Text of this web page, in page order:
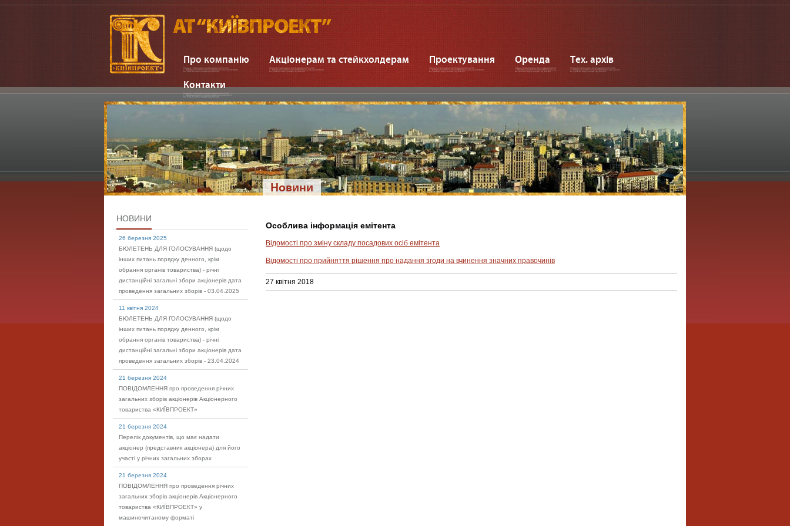
Про компанію Акціонерам та стейкхолдерам Проектування Оренда
Тех. архів
Контакти
Новини
Особлива інформація емітента
Відомості про зміну складу посадових осіб емітента
Відомості про прийняття рішення про надання згоди на вчинення значних правочинів
27 квітня 2018
НОВИНИ
26 березня 2025
БЮЛЕТЕНЬ ДЛЯ ГОЛОСУВАННЯ (щодо
інших питань порядку денного, крім
обрання органів товариства) - річні
дистанційні загальні збори акціонерів дата
проведення загальних зборів - 03.04.2025
11 квітня 2024
БЮЛЕТЕНЬ ДЛЯ ГОЛОСУВАННЯ (щодо
інших питань порядку денного, крім
обрання органів товариства) - річні
дистанційні загальні збори акціонерів дата
проведення загальних зборів - 23.04.2024
21 березня 2024
ПОВІДОМЛЕННЯ про проведення річних
загальних зборів акціонерів Акціонерного
товариства «КИЇВПРОЕКТ»
21 березня 2024
Перелік документів, що має надати
акціонер (представник акціонера) для його
участі у річних загальних зборах
21 березня 2024
ПОВІДОМЛЕННЯ про проведення річних
загальних зборів акціонерів Акціонерного
товариства «КИЇВПРОЕКТ» у
машиночитаному форматі